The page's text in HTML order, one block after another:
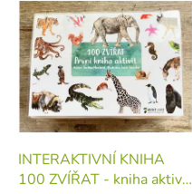
INTERAKTIVNÍ KNIHA
100 ZVÍŘAT - kniha aktivit